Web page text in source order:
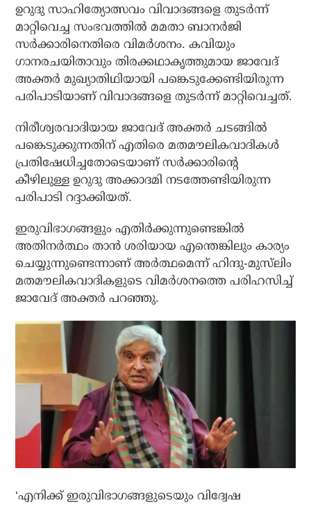
ഉറുദു സാഹിത്യോത്സവം വിവാദങ്ങളെ തുടര്‍ന്ന്
മാറ്റിവെച്ച സംഭവത്തില്‍ മമതാ ബാനര്‍ജി
സര്‍ക്കാരിനെതിരെ വിമര്‍ശനം. കവിയും
ഗാനരചയിതാവും തിരക്കഥാകൃത്തുമായ ജാവേദ്
അക്തര്‍ മുഖ്യാതിഥിയായി പങ്കെടുക്കേണ്ടിയിരുന്ന
പരിപാടിയാണ് വിവാദങ്ങളെ തുടര്‍ന്ന് മാറ്റിവെച്ചത്.
നിരീശ്വരവാദിയായ ജാവേദ് അക്തര്‍ ചടങ്ങില്‍
പങ്കെടുക്കുന്നതിന് എതിരെ മതമൗലികവാദികള്‍
പ്രതിഷേധിച്ചതോടെയാണ് സര്‍ക്കാരിന്റെ
കീഴിലുള്ള ഉറുദു അക്കാദമി നടത്തേണ്ടിയിരുന്ന
പരിപാടി റദ്ദാക്കിയത്.
ഇരുവിഭാഗങ്ങളും എതിര്‍ക്കുന്നുണ്ടെങ്കില്‍
അതിനര്‍ത്ഥം താന്‍ ശരിയായ എന്തെങ്കിലും കാര്യം
ചെയ്യുന്നുണ്ടെന്നാണ് അര്‍ത്ഥമെന്ന് ഹിന്ദു-മുസ്‌ലിം
മതമൗലികവാദികളുടെ വിമര്‍ശനത്തെ പരിഹസിച്ച്
ജാവേദ് അക്തര്‍ പറഞ്ഞു.
‘എനിക്ക് ഇരുവിഭാഗങ്ങളുടെയും വിദ്വേഷ